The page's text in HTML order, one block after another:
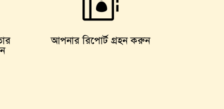
আপনার রিপোর্ট গ্রহন করুন